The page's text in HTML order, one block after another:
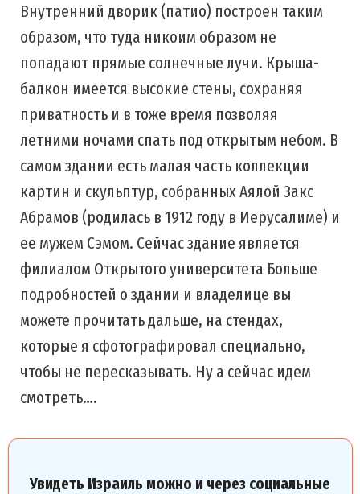
Внутренний дворик (патио) построен таким
образом, что туда никоим образом не
попадают прямые солнечные лучи. Крыша-
балкон имеется высокие стены, сохраняя
приватность и в тоже время позволяя
летними ночами спать под открытым небом. В
самом здании есть малая часть коллекции
картин и скульптур, собранных Аялой Закс
Абрамов (родилась в 1912 году в Иерусалиме) и
ее мужем Сэмом. Сейчас здание является
филиалом Открытого университета Больше
подробностей о здании и владелице вы
можете прочитать дальше, на стендах,
которые я сфотографировал специально,
чтобы не пересказывать. Ну а сейчас идем
смотреть….
Увидеть Израиль можно и через социальные